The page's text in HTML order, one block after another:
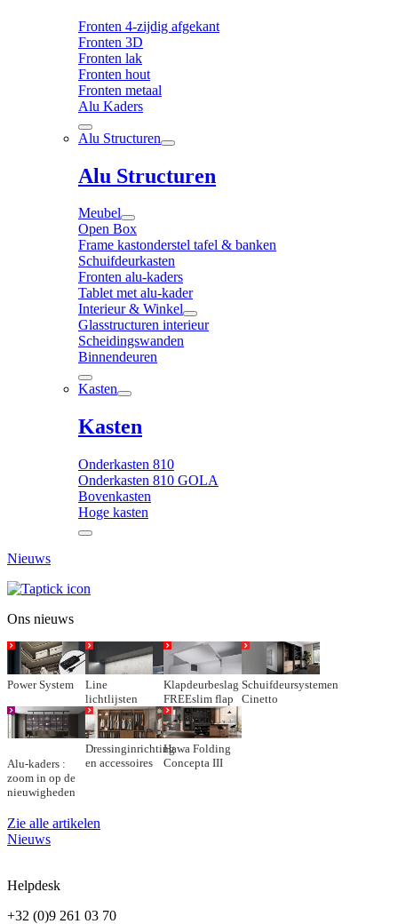
Fronten 4-zijdig afgekant
Fronten 3D
Fronten lak
Fronten hout
Fronten metaal
Alu Kaders
Alu Structuren
Alu Structuren
Meubel
Open Box
Frame kastonderstel tafel & banken
Schuifdeurkasten
Fronten alu-kaders
Tablet met alu-kader
Interieur & Winkel
Glasstructuren interieur
Scheidingswanden
Binnendeuren
Kasten
Kasten
Onderkasten 810
Onderkasten 810 GOLA
Bovenkasten
Hoge kasten
Nieuws
Ons nieuws
Power System
Line
lichtlijsten
Klapdeurbeslag
FREEslim flap
Schuifdeursystemen
Cinetto
Alu-kaders :
zoom in op de
nieuwigheden
Dressinginrichting
en accessoires
Hawa Folding
Concepta III
Zie alle artikelen
Nieuws
Helpdesk
+32 (0)9 261 03 70